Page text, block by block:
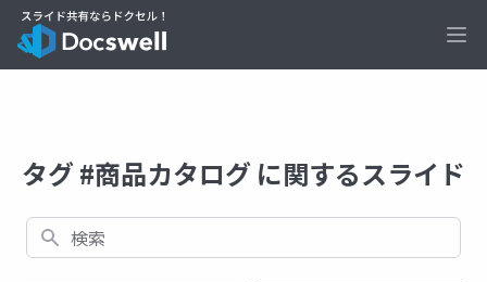
タグ #商品カタログ に関するスライド
検索